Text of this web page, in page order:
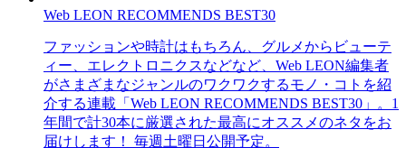
Web LEON RECOMMENDS BEST30
ファッションや時計はもちろん、グルメからビューテ
ィー、エレクトロニクスなどなど、Web LEON編集者
がさまざまなジャンルのワクワクするモノ・コトを紹
介する連載「Web LEON RECOMMENDS BEST30」。1
年間で計30本に厳選された最高にオススメのネタをお
届けします！ 毎週土曜日公開予定。